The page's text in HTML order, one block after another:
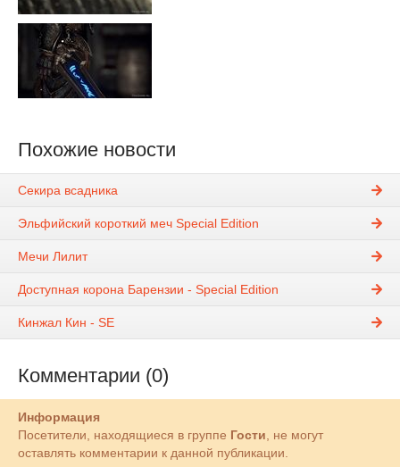
Похожие новости
Секира всадника
Эльфийский короткий меч Special Edition
Мечи Лилит
Доступная корона Барензии - Special Edition
Кинжал Кин - SE
Комментарии (0)
Информация
Посетители, находящиеся в группе Гости, не могут
оставлять комментарии к данной публикации.